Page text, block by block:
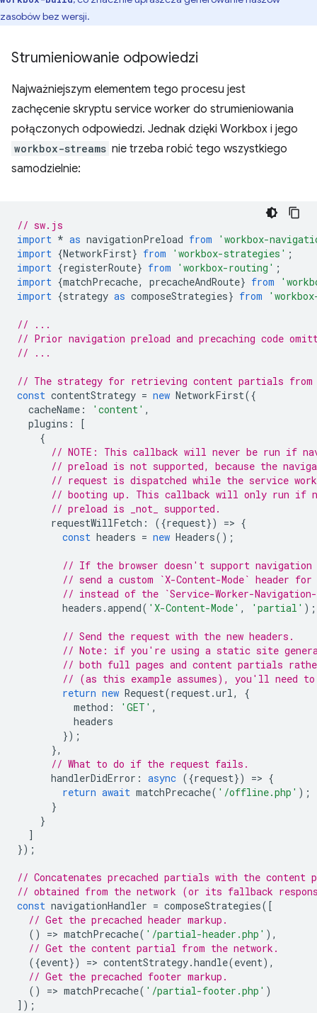
zasobów bez wersji.
Strumieniowanie odpowiedzi
Najważniejszym elementem tego procesu jest
zachęcenie skryptu service worker do strumieniowania
połączonych odpowiedzi. Jednak dzięki Workbox i jego
workbox-streams nie trzeba robić tego wszystkiego
samodzielnie:
// sw.js
import * as navigationPreload from
'workbox-
import {NetworkFirst} from 'workbox-strategies' ;
import {registerRoute} from 'workbox-routing' ;
import {matchPrecache, precacheAndRoute} from
import {strategy as composeStrategies} from
// ...
// Prior navigation preload and precaching code
// ...
// The strategy for retrieving content partials from
const contentStrategy = new NetworkFirst({
cacheName : 'content' ,
plugins :
[
{
// NOTE: This callback will never be run if
// preload is not supported, because the
// request is dispatched while the service
// booting up. This callback will only run if
// preload is _not_ supported.
requestWillFetch : ({request}) => {
const headers = new Headers();
// If the browser doesn't support navigation
// send a custom `X-Content-Mode` header
// instead of the `Service-Worker-
headers .append( 'X-Content-Mode' , 'partial' );
// Send the request with the new headers.
// Note: if you're using a static site
// both full pages and content partials
// (as this example assumes), you'll need to
return new Request(request.url,
{
method : 'GET' ,
headers
});
},
// What to do if the request fails.
handlerDidError : async ({request}) => {
return await matchPrecache( '/offline.php' );
}
}
]
});
// Concatenates precached partials with the content
// obtained from the network (or its fallback
const navigationHandler = composeStrategies([
// Get the precached header markup.
()
=> matchPrecache( '/partial-header.php' ),
// Get the content partial from the network.
({event}) => contentStrategy.handle(event),
// Get the precached footer markup.
()
=> matchPrecache( '/partial-footer.php' )
]);